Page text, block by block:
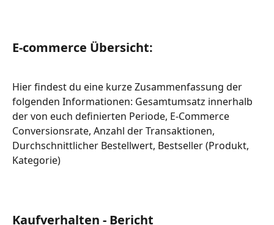
E-commerce Übersicht:
Hier findest du eine kurze Zusammenfassung der
folgenden Informationen: Gesamtumsatz innerhalb
der von euch definierten Periode, E-Commerce
Conversionsrate, Anzahl der Transaktionen,
Durchschnittlicher Bestellwert, Bestseller (Produkt,
Kategorie)
Kaufverhalten - Bericht